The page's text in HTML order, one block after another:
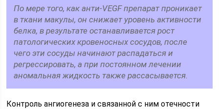
По мере того, как анти-VEGF препарат проникает
в ткани макулы, он снижает уровень активности
белка, в результате останавливается рост
патологических кровеносных сосудов, после
чего эти сосуды начинают распадаться и
регрессировать, а при постоянном лечении
аномальная жидкость также рассасывается.
Контроль ангиогенеза и связанной с ним отечности